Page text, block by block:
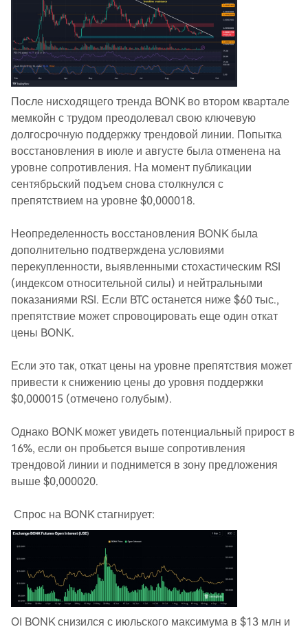
После нисходящего тренда BONK во втором квартале
мемкойн с трудом преодолевал свою ключевую
долгосрочную поддержку трендовой линии. Попытка
восстановления в июле и августе была отменена на
уровне сопротивления. На момент публикации
сентябрьский подъем снова столкнулся с
препятствием на уровне $0,000018.
Неопределенность восстановления BONK была
дополнительно подтверждена условиями
перекупленности, выявленными стохастическим RSI
(индексом относительной силы) и нейтральными
показаниями RSI. Если BTC останется ниже $60 тыс.,
препятствие может спровоцировать еще один откат
цены BONK.
Если это так, откат цены на уровне препятствия может
привести к снижению цены до уровня поддержки
$0,000015 (отмечено голубым).
Однако BONK может увидеть потенциальный прирост в
16%, если он пробьется выше сопротивления
трендовой линии и поднимется в зону предложения
выше $0,000020.
Спрос на BONK стагнирует:
OI BONK снизился с июльского максимума в $13 млн и